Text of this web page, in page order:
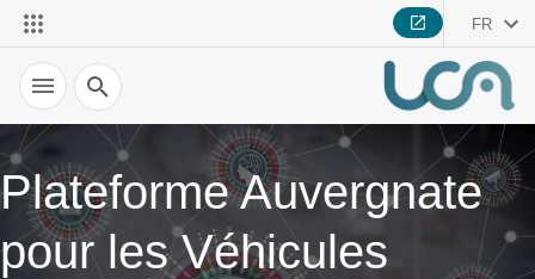
FR
Recherche
Plateforme Auvergnate
pour les Véhicules